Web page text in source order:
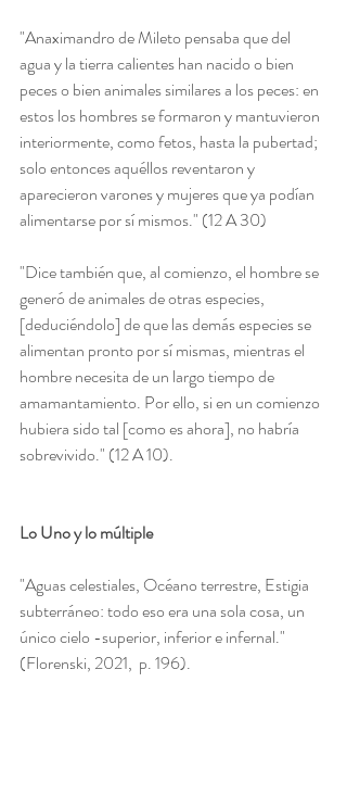
"Anaximandro de Mileto pensaba que del
agua y la tierra calientes han nacido o bien
peces o bien animales similares a los peces: en
estos los hombres se formaron y mantuvieron
interiormente, como fetos, hasta la pubertad;
solo entonces aquéllos reventaron y
aparecieron varones y mujeres que ya podían
alimentarse por sí mismos." (12 A 30)
"Dice también que, al comienzo, el hombre se
generó de animales de otras especies,
[deduciéndolo] de que las demás especies se
alimentan pronto por sí mismas, mientras el
hombre necesita de un largo tiempo de
amamantamiento. Por ello, si en un comienzo
hubiera sido tal [como es ahora], no habría
sobrevivido." (12 A 10).
Lo Uno y lo múltiple
"Aguas celestiales, Océano terrestre, Estigia
subterráneo: todo eso era una sola cosa, un
único cielo -superior, inferior e infernal."
(Florenski, 2021,  p. 196).